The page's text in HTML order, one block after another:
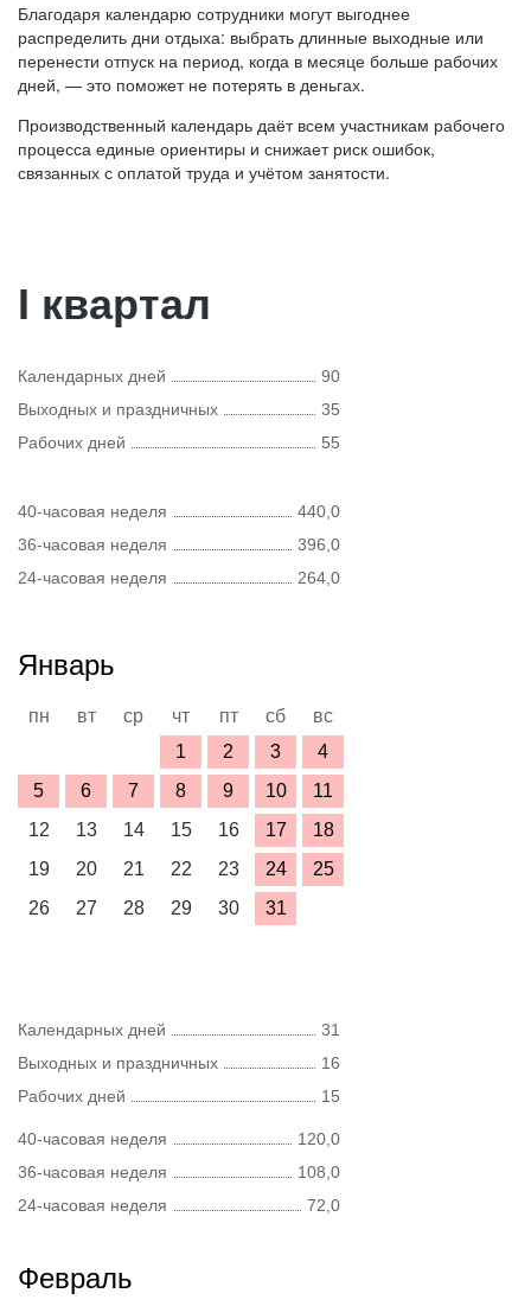
Благодаря календарю сотрудники могут выгоднее
распределить дни отдыха: выбрать длинные выходные или
перенести отпуск на период, когда в месяце больше рабочих
дней, — это поможет не потерять в деньгах.
Производственный календарь даёт всем участникам рабочего
процесса единые ориентиры и снижает риск ошибок,
связанных с оплатой труда и учётом занятости.
I квартал
Календарных дней
90
Выходных и праздничных
35
Рабочих дней
55
40-часовая неделя
440,0
36-часовая неделя
396,0
24-часовая неделя
264,0
Январь
пн вт ср чт пт сб
вс
1
2 3
4
5
6 7 8 9 10
11
12
13 14 15 16 17
18
19
20 21 22 23 24
25
26
27 28 29 30 31
Календарных дней
31
Выходных и праздничных
16
Рабочих дней
15
40-часовая неделя
120,0
36-часовая неделя
108,0
24-часовая неделя
72,0
Февраль